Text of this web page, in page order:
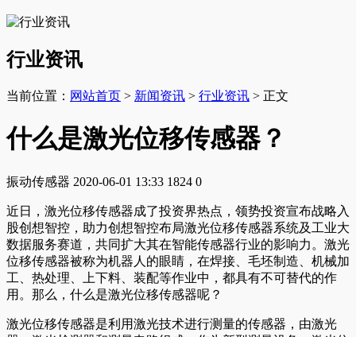
行业资讯
当前位置： 网站首页 > 新闻资讯 > 行业资讯 > 正文
什么是激光位移传感器？
振动传感器 2020-06-01 13:33 1824 0
近日，激光位移传感器成了投资界热点，领势投资宣布战略入
股创想智控，助力创想智控布局激光位移传感器系统及工业大
数据服务赛道，共同扩大其在智能传感器行业的影响力。激光
位移传感器被称为机器人的眼睛，在焊接、毛坯制造、机械加
工、热处理、上下料、装配等作业中，都具有不可替代的作
用。那么，什么是激光位移传感器呢？
激光位移传感器是利用激光技术进行测量的传感器，由激光